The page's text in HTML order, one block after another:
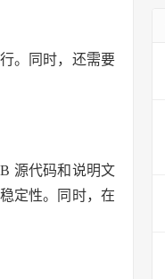
。同时，还需要
源代码和说明文
定性。同时，在